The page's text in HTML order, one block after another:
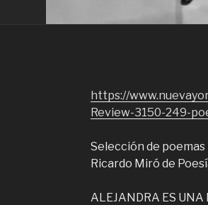
https://
Review-3150-249-
Selección de
Ricardo Miró de
ALEJANDRA ES